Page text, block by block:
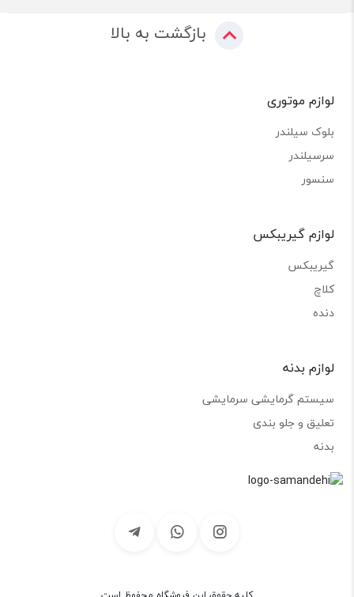
بازگشت به بالا
لوازم موتوری
بلوک سیلندر
سرسیلندر
سنسور
لوازم گیریبکس
گیریبکس
کلاچ
دنده
لوازم بدنه
سیستم گرمایشی سرمایشی
تعلیق و جلو بندی
بدنه